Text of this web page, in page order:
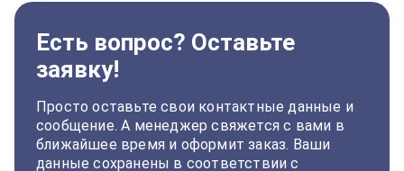
Есть вопрос? Оставьте
заявку!
Просто оставьте свои контактные данные и
сообщение. А менеджер свяжется с вами в
ближайшее время и оформит заказ. Ваши
данные сохранены в соответствии с